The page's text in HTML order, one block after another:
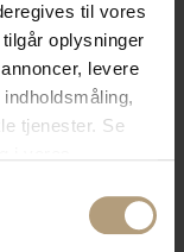
til vores
oplysninger
levere
tjenester. Se
på "Privacy